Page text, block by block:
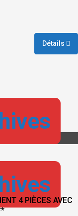
Détails
4 PIÈCES AVEC